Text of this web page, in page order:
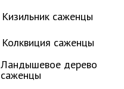
Кизильник саженцы
Колквиция саженцы
Ландышевое дерево
саженцы